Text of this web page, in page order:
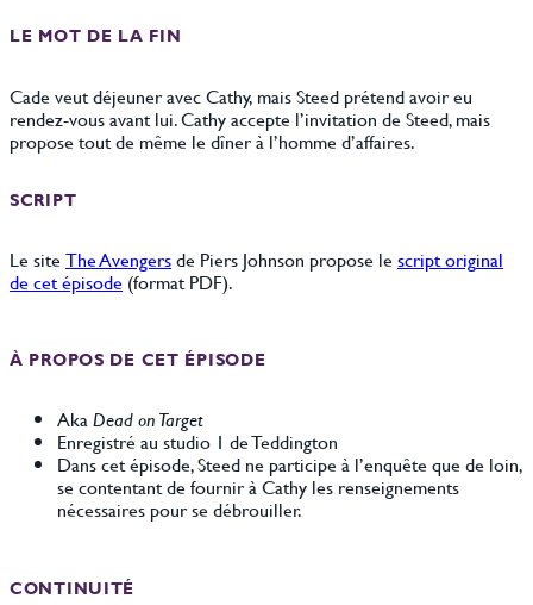
LE MOT DE LA FIN
Cade veut déjeuner avec Cathy, mais Steed prétend avoir eu
rendez-vous avant lui. Cathy accepte l’invitation de Steed, mais
propose tout de même le dîner à l’homme d’affaires.
SCRIPT
Le site The Avengersde Piers Johnson propose le script original
de cet épisode (format PDF).
À PROPOS DE CET ÉPISODE
AkaDead on Target
Enregistré au studio 1 de Teddington
Dans cet épisode, Steed ne participe à l’enquête que de loin,
se contentant de fournir à Cathy les renseignements
nécessaires pour se débrouiller.
CONTINUITÉ